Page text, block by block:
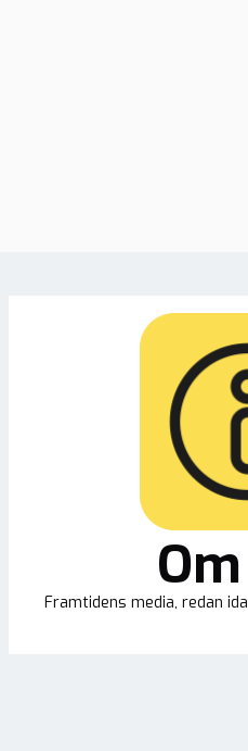
Framtidens media, redan